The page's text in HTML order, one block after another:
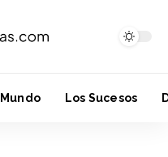
Mundo Los Sucesos